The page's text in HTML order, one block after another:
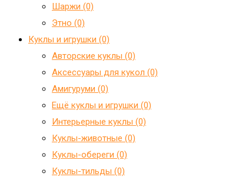
Шаржи (0)
Этно (0)
Куклы и игрушки (0)
Авторские куклы (0)
Аксессуары для кукол (0)
Амигуруми (0)
Ещё куклы и игрушки (0)
Интерьерные куклы (0)
Куклы-животные (0)
Куклы-обереги (0)
Куклы-тильды (0)